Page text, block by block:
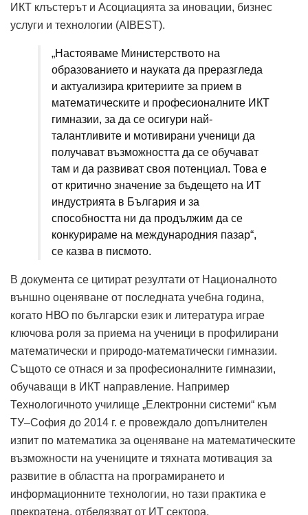
ИКТ клъстерът и Асоциацията за иновации, бизнес
услуги и технологии (AIBEST).
„Настояваме Министерството на
образованието и науката да преразгледа
и актуализира критериите за прием в
математическите и професионалните ИКТ
гимназии, за да се осигури най-
талантливите и мотивирани ученици да
получават възможността да се обучават
там и да развиват своя потенциал. Това е
от критично значение за бъдещето на ИТ
индустрията в България и за
способността ни да продължим да се
конкурираме на международния пазар“,
се казва в писмото.
В документа се цитират резултати от Националното
външно оценяване от последната учебна година,
когато НВО по български език и литература играе
ключова роля за приема на ученици в профилирани
математически и природо-математически гимназии.
Същото се отнася и за професионалните гимназии,
обучаващи в ИКТ направление. Например
Технологичното училище „Електронни системи“ към
ТУ–София до 2014 г. е провеждало допълнителен
изпит по математика за оценяване на математическите
възможности на учениците и тяхната мотивация за
развитие в областта на програмирането и
информационните технологии, но тази практика е
прекратена, отбелязват от ИТ сектора.